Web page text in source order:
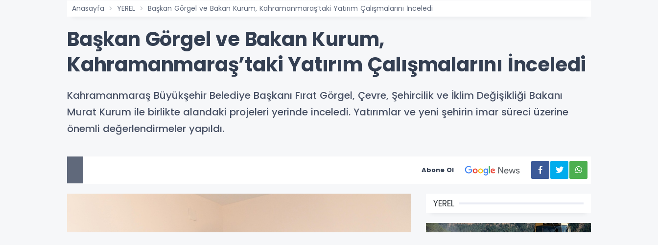
Anasayfa YEREL Başkan Görgel ve Bakan Kurum, Kahramanmaraş’taki Yatırım Çalışmalarını İnceledi
Başkan Görgel ve Bakan Kurum,
Kahramanmaraş’taki Yatırım Çalışmalarını İnceledi
Kahramanmaraş Büyükşehir Belediye Başkanı Fırat Görgel, Çevre, Şehircilik ve İklim Değişikliği Bakanı
Murat Kurum ile birlikte alandaki projeleri yerinde inceledi. Yatırımlar ve yeni şehirin imar süreci üzerine
önemli değerlendirmeler yapıldı.
Abone Ol
YEREL